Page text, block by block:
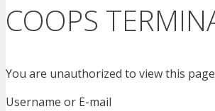
COOPS
You are unauthorized to view this
Username or E-mail